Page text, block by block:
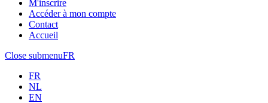
M'inscrire
Accéder à mon compte
Contact
Accueil
Close submenuFR
FR
NL
EN